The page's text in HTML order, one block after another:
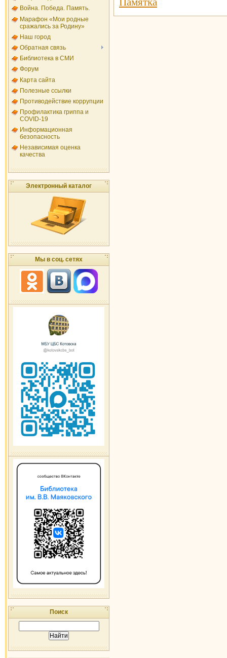
Война. Победа. Память.
Марафон «Мои родные
сражались за Родину»
Наш город
Обратная связь
Библиотека в СМИ
Форум
Карта сайта
Полезные ссылки
Противодействие коррупции
Профилактика гриппа и
COVID-19
Информационная
безопасность
Независимая оценка
качества
Электронный каталог
Мы в соц. сетях
Поиск